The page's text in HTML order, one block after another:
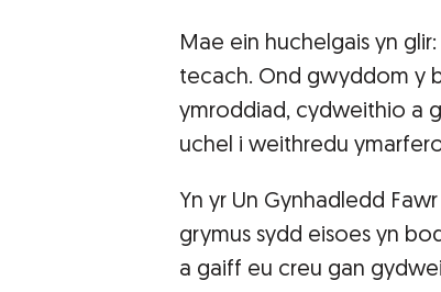
Mae ein huchelgais yn
tecach. Ond gwyddom y
ymroddiad, cydweithio a
uchel i weithredu
Yn yr Un Gynhadledd
grymus sydd eisoes yn
a gaiff eu creu gan